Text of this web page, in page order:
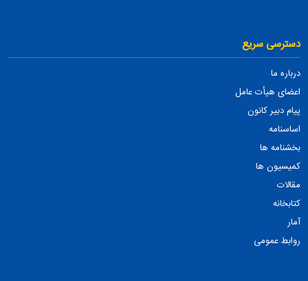
دسترسی سریع
درباره ما
اعضای هیأت عامل
پیام دبیر کانون
اساسنامه
بخشنامه ها
کمیسیون ها
مقالات
کتابخانه
آمار
روابط عمومی